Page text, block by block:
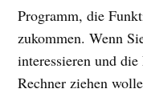
Programm, die
zukommen. Wenn
interessieren und
Rechner ziehen